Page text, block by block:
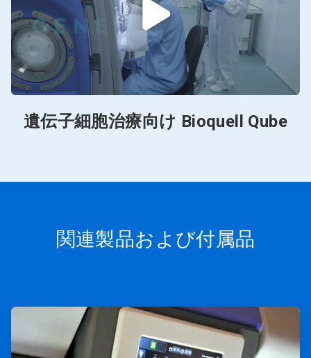
遺伝子細胞治療向け Bioquell Qube
関連製品および付属品
ArticleTile
の
4